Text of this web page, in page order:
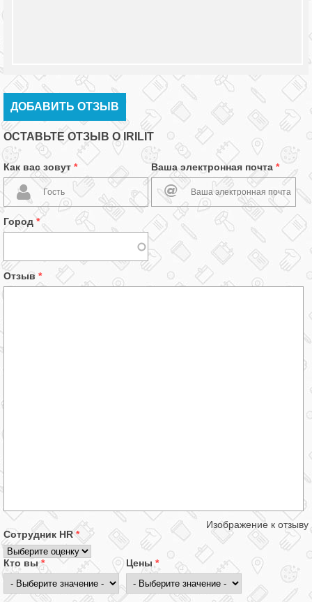
ДОБАВИТЬ ОТЗЫВ
ОСТАВЬТЕ ОТЗЫВ О IRILIT
Как вас зовут * Ваша электронная почта *
Город *
Отзыв *
Изображение к отзыву
Сотрудник HR*
Кто вы* Цены *